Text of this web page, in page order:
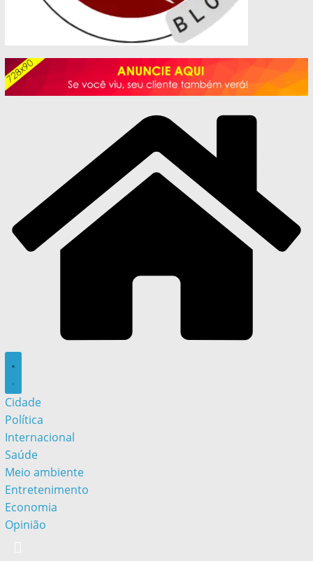
Cidade
Política
Internacional
Saúde
Meio ambiente
Entretenimento
Economia
Opinião